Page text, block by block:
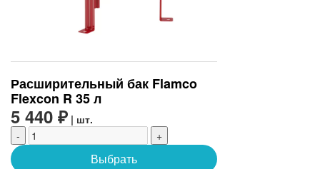
Расширительный бак Flamco
Flexcon R 35 л
5 440 ₽ | шт.
-
+
Выбрать